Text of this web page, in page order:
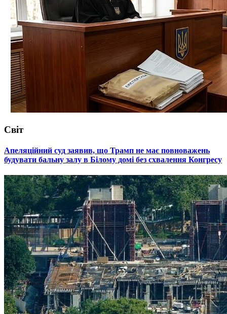
Світ
​Апеляційний суд заявив, що Трамп не має повноважень
будувати бальну залу в Білому домі без схвалення Конгресу